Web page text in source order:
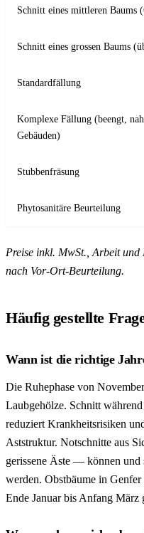
Schnitt eines mittleren Baums
Schnitt eines grossen Baums
Standardfällung
Komplexe Fällung (beengt,
Gebäuden)
Stubbenfräsung
Phytosanitäre Beurteilung
Preise inkl. MwSt., Arbeit und
nach Vor-Ort-Beurteilung.
Häufig gestellte
Wann ist die richtige
Die Ruhephase von
Laubgehölze. Schnitt
reduziert Krankheitsrisiken
Aststruktur. Notschnitte aus
gerissene Äste — können und
werden. Obstbäume in
Ende Januar bis Anfang März